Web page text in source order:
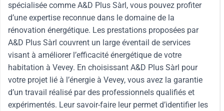
spécialisée comme A&D Plus Sàrl, vous pouvez profiter
d’une expertise reconnue dans le domaine de la
rénovation énergétique. Les prestations proposées par
A&D Plus Sàrl couvrent un large éventail de services
visant à améliorer l’efficacité énergétique de votre
habitation à Vevey. En choisissant A&D Plus Sàrl pour
votre projet lié à l’énergie à Vevey, vous avez la garantie
d’un travail réalisé par des professionnels qualifiés et
expérimentés. Leur savoir-faire leur permet d’identifier les